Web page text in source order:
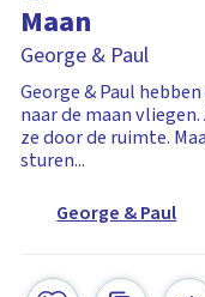
Maan
George & Paul
George & Paul
naar de maan
ze door de ruimte.
sturen...
George & Paul